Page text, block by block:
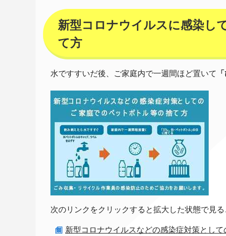
新型コロナウイルスに感染し
て方
水ですすいだ後、ご家庭内で一週間ほど置いて
次のリンクをクリックすると拡大した状態で見る
新型コロナウイルスなどの感染症対策とし